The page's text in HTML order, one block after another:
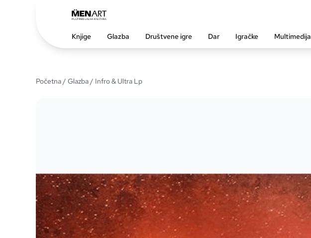
Knjige Glazba Društvene igre Dar Igračke Multimedija
Početna/ Glazba/ Infro & Ultra Lp